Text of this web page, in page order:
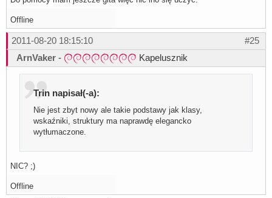
Offline
#25
2011-08-20 18:15:10
ArnVaker - Kapelusznik
Trin napisał(-a):
Nie jest zbyt nowy ale takie podstawy jak klasy,
wskaźniki, struktury ma naprawdę elegancko
wytłumaczone.
NIC? ;)
Offline